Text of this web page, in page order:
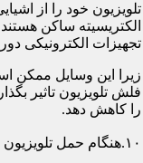
تلویزیون خود را از
تجهیزات الکترونیکی دور
زیرا این وسایل ممکن
فلش تلویزیون تاثیر
را کاهش دهد.
۱۰.هنگام حمل تلویزیون بسیار محتاط باشید